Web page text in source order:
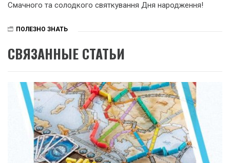
Смачного та солодкого святкування Дня народження!
ПОЛЕЗНО ЗНАТЬ
СВЯЗАННЫЕ СТАТЬИ